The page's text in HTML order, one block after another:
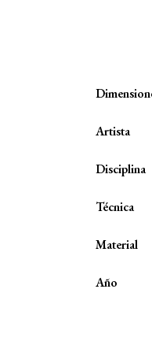
Artista
Disciplina
Técnica
Material
Año